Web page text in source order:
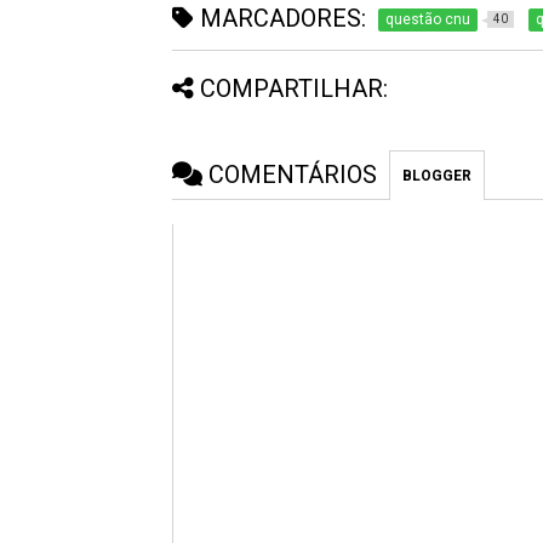
MARCADORES: questão cnu 40
COMPARTILHAR:
COMENTÁRIOS BLOGGER